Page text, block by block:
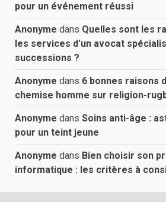
pour un événement réussi
Anonyme dans Quelles sont les
les services d’un avocat
successions ?
Anonyme dans 6 bonnes raisons
chemise homme sur religion-
Anonyme dans Soins anti-âge :
pour un teint jeune
Anonyme dans Bien choisir son
informatique : les critères à